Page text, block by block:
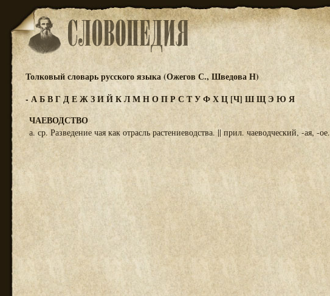
Толковый словарь русского языка (Ожегов С., Шведова Н)
-АБВГДЕЖЗИЙКЛМНОПРСТУФХЦ [Ч] ШЩЭ Ю Я
ЧАЕВОДСТВО
а. ср. Разведение чая как отрасль растениеводства. || прил. чаеводческий, -ая, -ое.